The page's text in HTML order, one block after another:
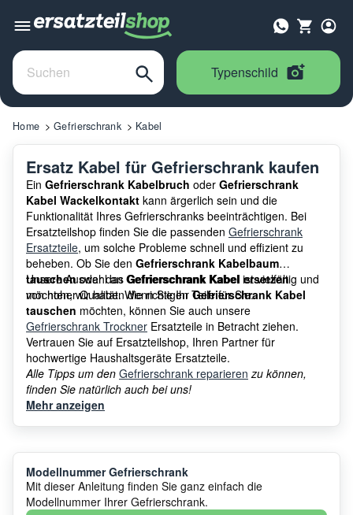
Typenschild
Home Gefrierschrank Kabel
Ersatz Kabel für Gefrierschrank kaufen
Ein Gefrierschrank Kabelbruch oder Gefrierschrank
Kabel Wackelkontakt kann ärgerlich sein und die
Funktionalität Ihres Gefrierschranks beeinträchtigen. Bei
Ersatzteilshop finden Sie die passenden Gefrierschrank
Ersatzteile, um solche Probleme schnell und effizient zu
beheben. Ob Sie den Gefrierschrank Kabelbaum
tauschenoder dasGefrierschrank Kabel ersetzen
möchten, wir haben die richtigen Teile für Sie.
Unsere Auswahl anGefrierschrank Kabel ist vielfältig und
von hoher Qualität. Wenn Sie IhrGefrierschrank Kabel
tauschen möchten, können Sie auch unsere
Gefrierschrank Trockner Ersatzteile in Betracht ziehen.
Vertrauen Sie auf Ersatzteilshop, Ihren Partner für
hochwertige Haushaltsgeräte Ersatzteile.
Alle Tipps um den Gefrierschrank reparieren zu können,
finden Sie natürlich auch bei uns!
Mehr anzeigen
Modellnummer Gefrierschrank
Mit dieser Anleitung finden Sie ganz einfach die
Modellnummer Ihrer Gefrierschrank.